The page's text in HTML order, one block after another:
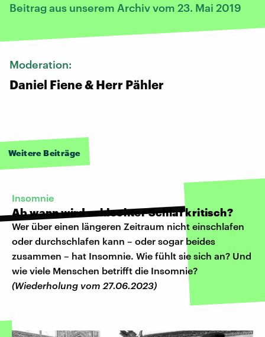
Beitrag aus unserem Archiv vom 23. Mai 2019
Moderation:
Daniel Fiene & Herr Pähler
Weitere Beiträge
Insomnie
Ab wann wird schlechter Schlaf kritisch?
Wer über einen längeren Zeitraum nicht einschlafen
oder durchschlafen kann – oder sogar beides
zusammen – hat Insomnie. Wie fühlt sie sich an? Und
wie viele Menschen betrifft die Insomnie?
(Wiederholung vom 27.06.2023)